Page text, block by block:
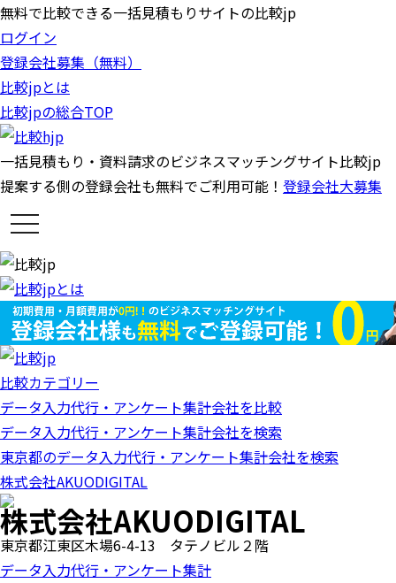
無料で比較できる一括見積もりサイトの比較jp
ログイン
登録会社募集（無料）
比較jpとは
比較jpの総合TOP
一括見積もり・資料請求のビジネスマッチングサイト比較jp
提案する側の登録会社も無料でご利用可能！ 登録会社大募集
t
o
g
l
e
n
a
v
i
g
a
t
i
o
n
比較カテゴリー
データ入力代行・アンケート集計会社を比較
データ入力代行・アンケート集計会社を検索
東京都のデータ入力代行・アンケート集計会社を検索
株式会社AKUODIGITAL
株式会社AKUODIGITAL
東京都江東区木場6-4-13 タテノビル２階
データ入力代行・アンケート集計